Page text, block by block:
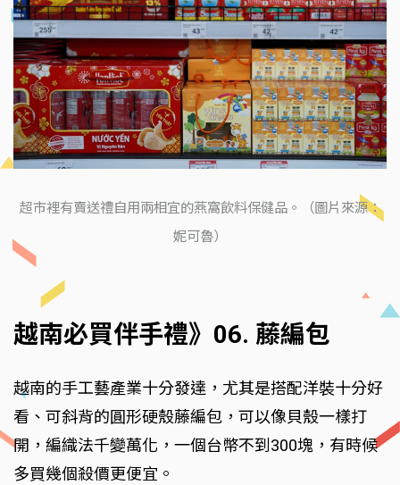
超市裡有賣送禮自用兩相宜的燕窩飲料保健品。（圖片來源：
妮可魯）
越南必買伴手禮》06. 藤編包
越南的手工藝產業十分發達，尤其是搭配洋裝十分好
看、可斜背的圓形硬殼藤編包，可以像貝殼一樣打
開，編織法千變萬化，一個台幣不到300塊，有時候
多買幾個殺價更便宜。